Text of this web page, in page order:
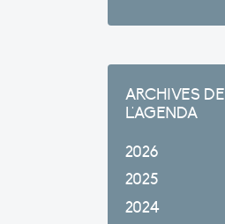
ARCHIVES DE
L'AGENDA
2026
2025
2024